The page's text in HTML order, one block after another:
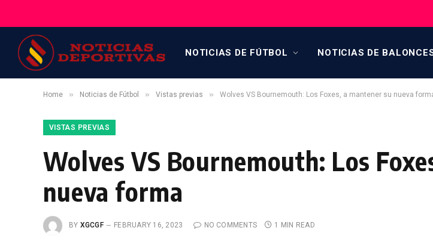
NOTICIAS DE FÚTBOL NOTICIAS DE
Home » Noticias de Fútbol » Vistas previas » Wolves VS Bournemouth: Los Foxes, a mantener su nueva
VISTAS PREVIAS
Wolves VS Bournemouth: Los
nueva forma
BY XGCGF FEBRUARY 16, 2023 NO COMMENTS 1 MIN READ